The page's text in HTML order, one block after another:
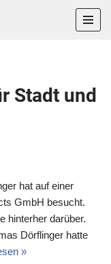
Stadt und
hat auf einer
GmbH besucht.
hinterher darüber.
Dörflinger hatte
»